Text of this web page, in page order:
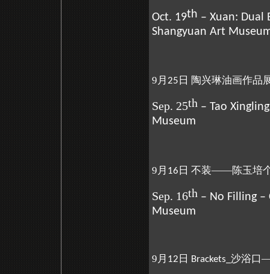
Oct. 19th – Xuan: Dual
Shangyuan Art
9月 25 日 陶兴琳油画作品
Sep. 25th – Tao
Museum
9月 16 日 不装——陈玉培
Sep. 16th – No Filling –
Museum
9月 12 日 Brackets_ 沙浴